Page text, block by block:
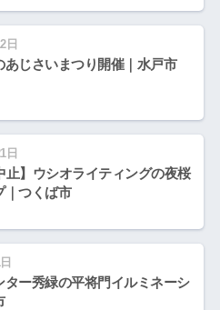
日
あじさいまつり開催｜水戸市
日
止】ウシオライティングの夜桜
｜つくば市
ター秀緑の平将門イルミネーシ